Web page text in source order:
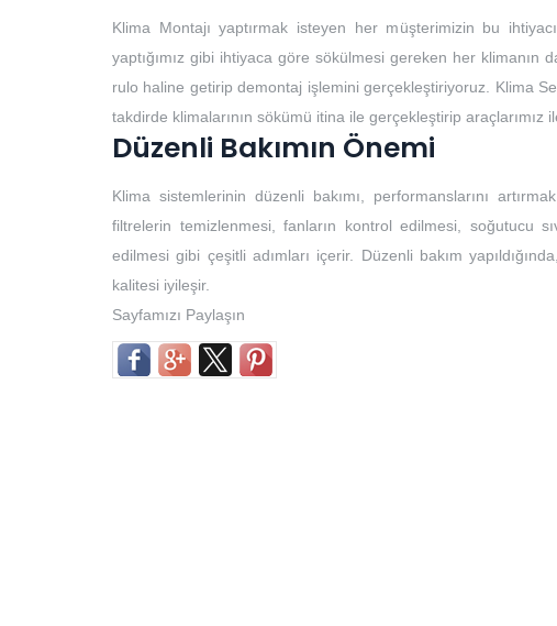
Klima Montajı yaptırmak isteyen her müşterimizin bu
yaptığımız gibi ihtiyaca göre sökülmesi gereken her klimanın
rulo haline getirip demontaj işlemini gerçekleştiriyoruz. Klima
takdirde klimalarının sökümü itina ile gerçekleştirip araçlarımız
Düzenli Bakımın Önemi
Klima sistemlerinin düzenli bakımı, performanslarını
filtrelerin temizlenmesi, fanların kontrol edilmesi, soğutucu
edilmesi gibi çeşitli adımları içerir. Düzenli bakım
kalitesi iyileşir.
Sayfamızı Paylaşın